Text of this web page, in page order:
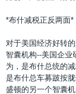
*布什减税正反两面*
对于美国经济好转
智囊机构--美国企业
为，是布什总统的
是布什总车募跛按
盛顿的另一个智囊